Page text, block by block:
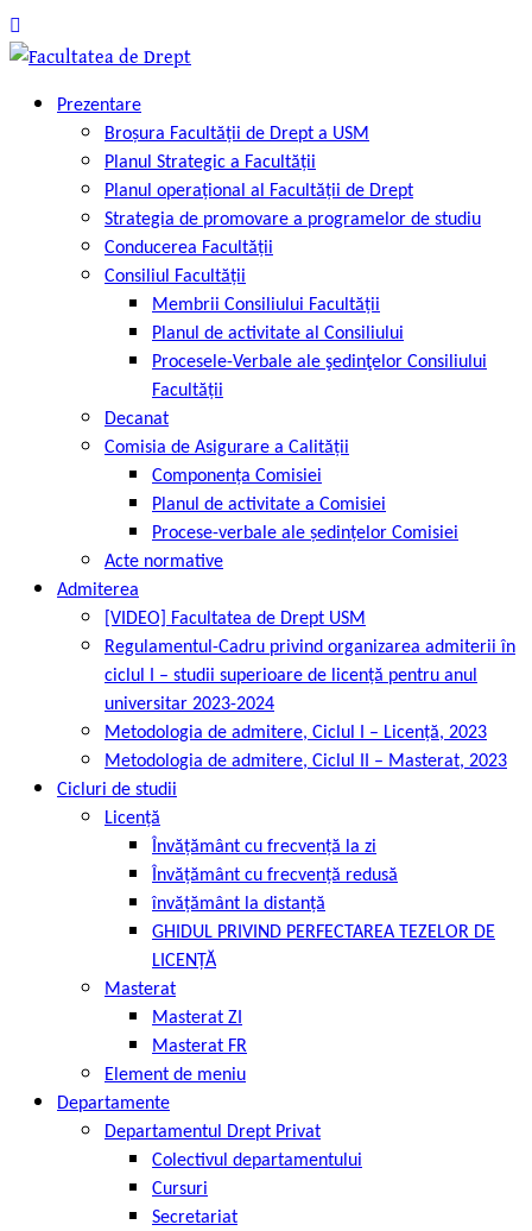
Prezentare
Broșura Facultății de Drept a USM
Planul Strategic a Facultății
Planul operațional al Facultății de Drept
Strategia de promovare a programelor de studiu
Conducerea Facultății
Consiliul Facultății
Membrii Consiliului Facultății
Planul de activitate al Consiliului
Procesele-Verbale ale şedinţelor Consiliului
Facultății
Decanat
Comisia de Asigurare a Calității
Componența Comisiei
Planul de activitate a Comisiei
Procese-verbale ale ședințelor Comisiei
Acte normative
Admiterea
[VIDEO] Facultatea de Drept USM
Regulamentul-Cadru privind organizarea admiterii în
ciclul I – studii superioare de licență pentru anul
universitar 2023-2024
Metodologia de admitere, Ciclul I – Licență, 2023
Metodologia de admitere, Ciclul II – Masterat, 2023
Cicluri de studii
Licență
Învățământ cu frecvență la zi
Învățământ cu frecvență redusă
învățământ la distanță
GHIDUL PRIVIND PERFECTAREA TEZELOR DE
LICENȚĂ
Masterat
Masterat ZI
Masterat FR
Element de meniu
Departamente
Departamentul Drept Privat
Colectivul departamentului
Cursuri
Secretariat